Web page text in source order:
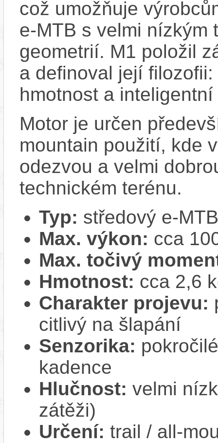
což umožňuje
e-MTB s velmi nízkým
geometrií. M1 položil
a definoval její
hmotnost a
Motor je určen
mountain použití, kde
odezvou a velmi
technickém terénu.
Typ: středový e-
Max. výkon: cca
Max. točivý
Hmotnost: cca 2,6
Charakter projevu:
citlivý na šlapání
Senzorika:
kadence
Hlučnost: velmi
zátěži)
Určení: trail / all-